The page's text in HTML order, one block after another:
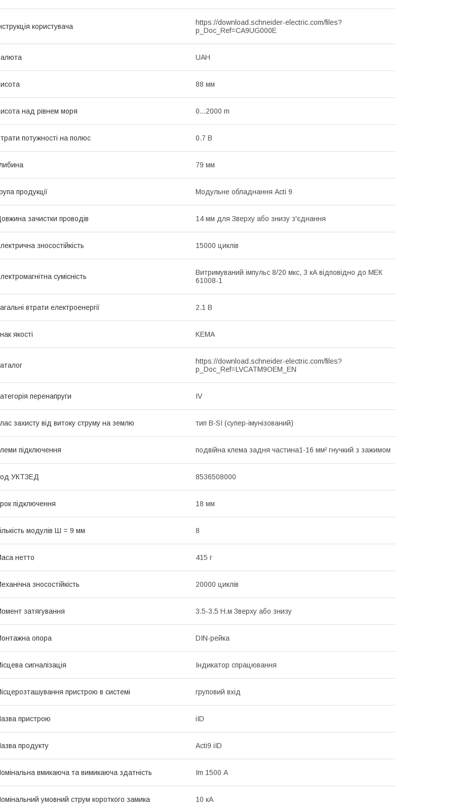
користувача
https://download.schneider-electric.com/files?
p_Doc_Ref=CA9UG000E
UAH
88 мм
над рівнем моря 0...2000 m
потужності на полюс 0.7 В
79 мм
продукції Модульне обладнання Acti 9
зачистки проводів 14 мм для Зверху або знизу з'єднання
зносостійкість 15000 циклів
сумісність
Витримуваний імпульс 8/20 мкс, 3 кА відповідно до МЕК
61008-1
втрати електроенергії 2.1 В
якості KEMA
https://download.schneider-electric.com/files?
p_Doc_Ref=LVCATM9OEM_EN
перенапруги IV
захисту від витоку струму на землю тип B-SI (супер-імунізований)
підключення подвійна клема задня частина1-16 мм² гнучкий з зажимом
УКТЗЕД 8536508000
підключення 18 мм
модулів Ш = 9 мм 8
нетто 415 г
зносостійкість 20000 циклів
затягування 3.5-3.5 Н.м Зверху або знизу
опора DIN-рейка
сигналізація Індикатор спрацювання
пристрою в системі груповий вхід
пристрою iID
продукту Acti9 iID
вмикаюча та вимикаюча здатність Im 1500 А
умовний струм короткого замика 10 кА